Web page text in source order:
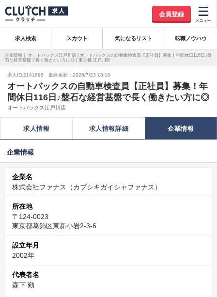
会員登録
求人検索 スカウト 気になるリスト 転職ノウハウ
企業情報｜ オートバックス江戸川店 | オートバックスの自動車検査員【正社員】募集！年間休日116日♪盤
石な経営基盤で長く働きたい方に◎ | 東京都 江戸川区
求人ID.2141698 最終更新：2026/7/23 18:10
オートバックスの自動車検査員【正社員】募集！年
間休日116日♪盤石な経営基盤で長く働きたい方に◎
オートバックス江戸川店
求人情報 求人情報詳細 企業情報
企業情報
企業名
株式会社ファナス（カブシキガイシャファナス）
所在地
〒124-0023
東京都葛飾区東新小岩2-3-6
設立年月
2002年
代表者名
森下 勤